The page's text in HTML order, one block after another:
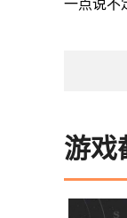
一点说不
游戏